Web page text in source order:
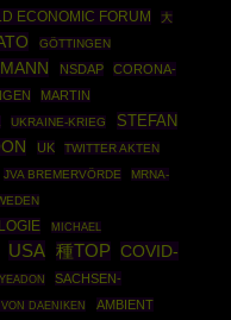
ECONOMIC FORUM
大
GÖTTINGEN
NSDAP
CORONA-
MARTIN
UKRAINE-KRIEG
STEFAN
UK
TWITTER AKTEN
JVA BREMERVÖRDE
MRNA-
MICHAEL
USA 種TOP
COVID-
SACHSEN-
DAENIKEN AMBIENT